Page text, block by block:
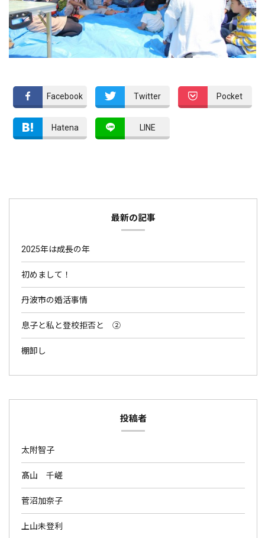
Facebook Twitter Pocket
Hatena LINE
最新の記事
2025年は成長の年
初めまして！
丹波市の婚活事情
息子と私と登校拒否と ②
棚卸し
投稿者
太附智子
髙山 千嵯
菅沼加奈子
上山未登利